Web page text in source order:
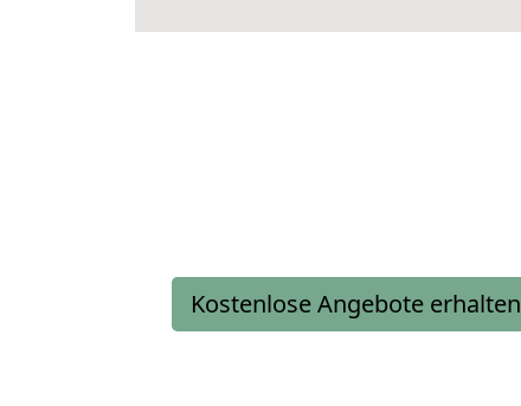
Kostenlose Angebote erhalten